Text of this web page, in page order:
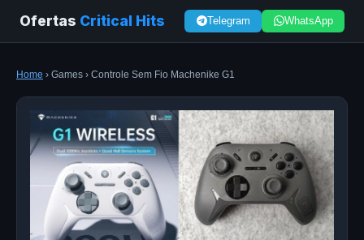
Ofertas Critical Hits Telegram WhatsApp
Home › Games › Controle Sem Fio Machenike G1